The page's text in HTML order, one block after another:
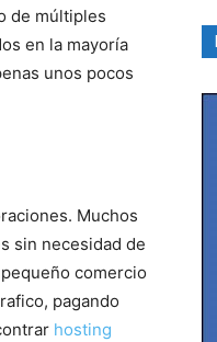
de múltiples
en la mayoría
unos pocos
Muchos
sin necesidad de
comercio
pagando
hosting